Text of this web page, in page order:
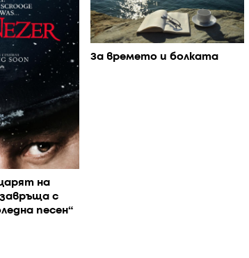
на
с
песен“
За времето и болката